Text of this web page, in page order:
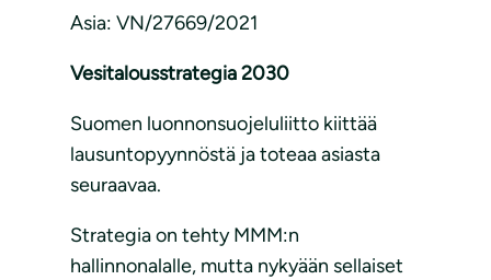
Asia: VN/27669/2021
Vesitalousstrategia 2030
Suomen luonnonsuojeluliitto kiittää
lausuntopyynnöstä ja toteaa asiasta
seuraavaa.
Strategia on tehty MMM:n
hallinnonalalle, mutta nykyään sellaiset